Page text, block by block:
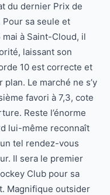
du dernier Prix de
Pour sa seule et
à Saint-Cloud, il
laissant son
10 est correcte et
Le marché ne s’y
favori à 7,3, cote
Reste l’énorme
lui-même reconnaît
un tel rendez-vous
Il sera le premier
Club pour sa
Magnifique outsider